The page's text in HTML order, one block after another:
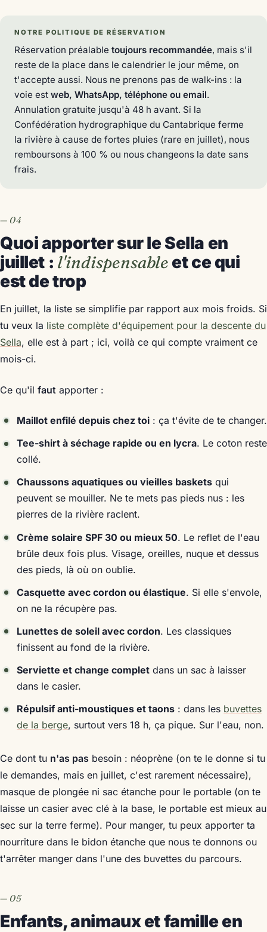
NOTRE POLITIQUE DE RÉSERVATION
Réservation préalable toujours recommandée, mais s'il
reste de la place dans le calendrier le jour même, on
t'accepte aussi. Nous ne prenons pas de walk-ins : la
voie est web, WhatsApp, téléphone ou email.
Annulation gratuite jusqu'à 48 h avant. Si la
Confédération hydrographique du Cantabrique ferme
la rivière à cause de fortes pluies (rare en juillet), nous
remboursons à 100 % ou nous changeons la date sans
frais.
Quoi apporter sur le Sella en
juillet : l'indispensableet ce qui
est de trop
En juillet, la liste se simplifie par rapport aux mois froids. Si
tu veux la liste complète d'équipement pour la descente du
Sella, elle est à part ; ici, voilà ce qui compte vraiment ce
mois-ci.
Ce qu'il faut apporter :
Maillot enfilé depuis chez toi : ça t'évite de te changer.
Tee-shirt à séchage rapide ou en lycra. Le coton reste
collé.
Chaussons aquatiques ou vieilles baskets qui
peuvent se mouiller. Ne te mets pas pieds nus : les
pierres de la rivière raclent.
Crème solaire SPF 30 ou mieux 50. Le reflet de l'eau
brûle deux fois plus. Visage, oreilles, nuque et dessus
des pieds, là où on oublie.
Casquette avec cordon ou élastique. Si elle s'envole,
on ne la récupère pas.
Lunettes de soleil avec cordon. Les classiques
finissent au fond de la rivière.
Serviette et change complet dans un sac à laisser
dans le casier.
Répulsif anti-moustiques et taons : dans les buvettes
de la berge, surtout vers 18 h, ça pique. Sur l'eau, non.
Ce dont tu n'as pas besoin : néoprène (on te le donne si tu
le demandes, mais en juillet, c'est rarement nécessaire),
masque de plongée ni sac étanche pour le portable (on te
laisse un casier avec clé à la base, le portable est mieux au
sec sur la terre ferme). Pour manger, tu peux apporter ta
nourriture dans le bidon étanche que nous te donnons ou
t'arrêter manger dans l'une des buvettes du parcours.
Enfants, animaux et famille en